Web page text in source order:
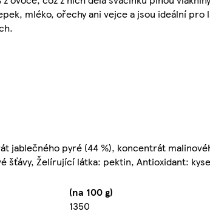
mléko, ořechy ani vejce a jsou ideální
jablečného pyré (44 %), koncentrát
Želírující látka: pektin, Antioxidant:
(na 100 g)
1350